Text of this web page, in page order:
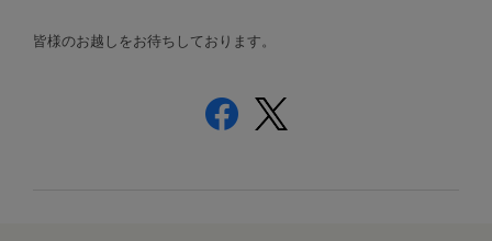
皆様のお越しをお待ちしております。